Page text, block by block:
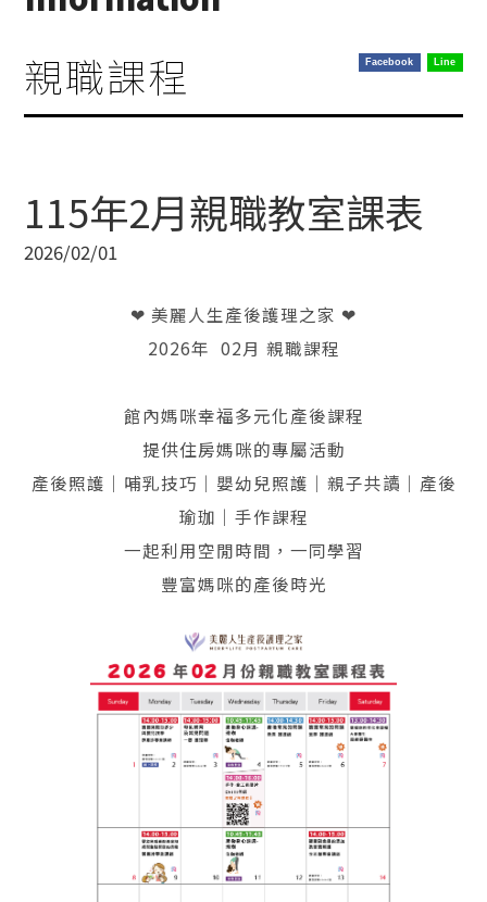
Line
Facebook
親職課程
115年2月親職教室課表
2026/02/01
❤ 美麗人生產後護理之家 ❤
2026年 02月 親職課程
館內媽咪幸福多元化產後課程
提供住房媽咪的專屬活動
產後照護｜哺乳技巧｜嬰幼兒照護｜親子共讀｜產後
瑜珈｜手作課程
一起利用空閒時間，一同學習
豐富媽咪的產後時光